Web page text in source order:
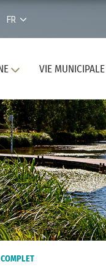
FR
VIE MUNICIPALE